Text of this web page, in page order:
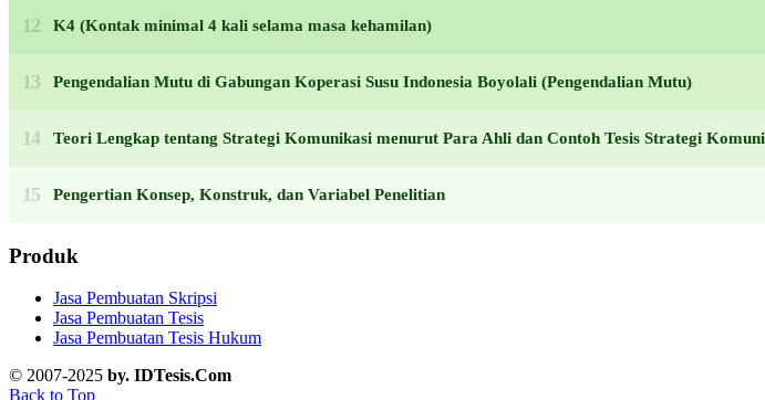
K4 (Kontak minimal 4 kali selama masa kehamilan)
Pengendalian Mutu di Gabungan Koperasi Susu Indonesia Boyolali (Pengendalian Mutu)
Teori Lengkap tentang Strategi Komunikasi menurut Para Ahli dan Contoh Tesis Strategi
Pengertian Konsep, Konstruk, dan Variabel Penelitian
Produk
Jasa Pembuatan Skripsi
Jasa Pembuatan Tesis
Jasa Pembuatan Tesis Hukum
© 2007-2025 by. IDTesis.Com
Back to Top